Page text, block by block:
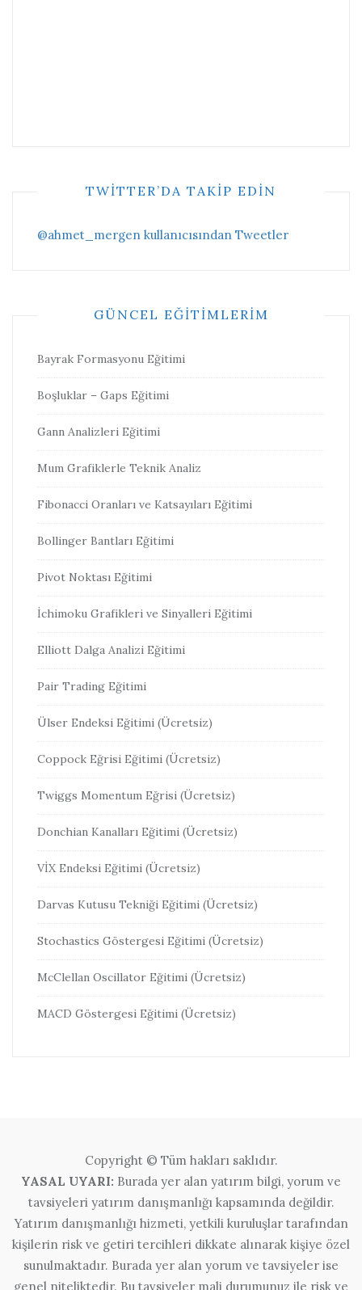
TWITTER’DA TAKIP EDIN
@ahmet_mergen kullanıcısından Tweetler
GÜNCEL EĞITIMLERIM
Bayrak Formasyonu Eğitimi
Boşluklar – Gaps Eğitimi
Gann Analizleri Eğitimi
Mum Grafiklerle Teknik Analiz
Fibonacci Oranları ve Katsayıları Eğitimi
Bollinger Bantları Eğitimi
Pivot Noktası Eğitimi
İchimoku Grafikleri ve Sinyalleri Eğitimi
Elliott Dalga Analizi Eğitimi
Pair Trading Eğitimi
Ülser Endeksi Eğitimi (Ücretsiz)
Coppock Eğrisi Eğitimi (Ücretsiz)
Twiggs Momentum Eğrisi (Ücretsiz)
Donchian Kanalları Eğitimi (Ücretsiz)
VİX Endeksi Eğitimi (Ücretsiz)
Darvas Kutusu Tekniği Eğitimi (Ücretsiz)
Stochastics Göstergesi Eğitimi (Ücretsiz)
McClellan Oscillator Eğitimi (Ücretsiz)
MACD Göstergesi Eğitimi (Ücretsiz)
Copyright © Tüm hakları saklıdır.
YASAL UYARI: Burada yer alan yatırım bilgi, yorum ve
tavsiyeleri yatırım danışmanlığı kapsamında değildir.
Yatırım danışmanlığı hizmeti, yetkili kuruluşlar tarafından
kişilerin risk ve getiri tercihleri dikkate alınarak kişiye özel
sunulmaktadır. Burada yer alan yorum ve tavsiyeler ise
genel niteliktedir. Bu tavsiyeler mali durumunuz ile risk ve